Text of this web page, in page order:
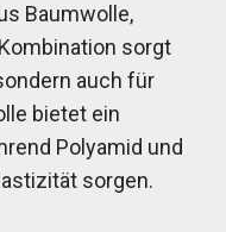
Baumwolle,
sorgt
auch für
bietet ein
Polyamid und
sorgen.